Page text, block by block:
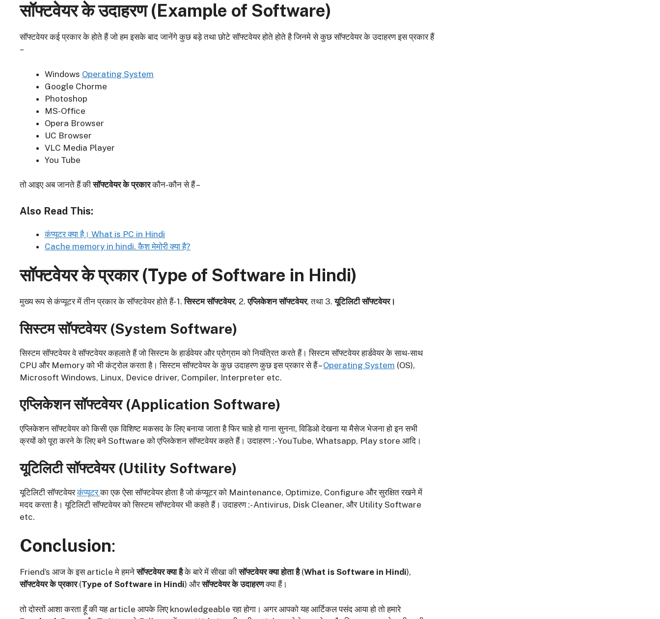
सॉफ्टवेयर के उदाहरण (Example of Software)
सॉफ्टवेयर कई प्रकार के होते हैं जो हम इसके बाद जानेंगे कुछ बड़े तथा छोटे सॉफ्टवेयर होते होते है जिनमे से कुछ सॉफ्टवेयर के उदाहरण इस प्रकार हैं
–
Windows Operating System
Google Chorme
Photoshop
MS-Office
Opera Browser
UC Browser
VLC Media Player
You Tube
तो आइए अब जानते हैं कीसॉफ्टवेयर के प्रकारकौन-कौन से हैं –
Also Read This:
कंप्यूटर क्या है। What is PC in Hindi
Cache memory in hindi. कैश मेमोरी क्या है?
सॉफ्टवेयर के प्रकार (Type of Software in Hindi)
मुख्य रूप से कंप्यूटर में तीन प्रकार के सॉफ्टवेयर होते हैं- 1.सिस्टम सॉफ्टवेयर, 2.एप्लिकेशन सॉफ्टवेयर, तथा 3.यूटिलिटी सॉफ्टवेयर।
सिस्टम सॉफ्टवेयर (System Software)
सिस्टम सॉफ्टवेयर वे सॉफ्टवेयर कहलाते हैं जो सिस्टम के हार्डवेयर और प्रोग्राम को नियंत्रित करते हैं। सिस्टम सॉफ्टवेयर हार्डवेयर के साथ-साथ
CPU और Memory को भी कंट्रोल करता है। सिस्टम सॉफ्टवेयर के कुछ उदाहरण कुछ इस प्रकार से हैं –Operating System (OS),
Microsoft Windows, Linux, Device driver, Compiler, Interpreter etc.
एप्लिकेशन सॉफ्टवेयर (Application Software)
एप्लिकेशन सॉफ्टवेयर को किसी एक विशिष्ट मकसद के लिए बनाया जाता है फिर चाहे हो गाना सुनना, विडिओ देखना या मैसेज भेजना हो इन सभी
क्रयों को पूरा करने के लिए बने Software को एप्लिकेशन सॉफ्टवेयर कहते हैं। उदाहरण :- YouTube, Whatsapp, Play store आदि।
यूटिलिटी सॉफ्टवेयर (Utility Software)
यूटिलिटी सॉफ्टवेयरकंप्यूटरका एक ऐसा सॉफ्टवेयर होता है जो कंप्यूटर को Maintenance, Optimize, Configure और सुरक्षित रखने में
मदद करता है। यूटिलिटी सॉफ्टवेयर को सिस्टम सॉफ्टवेयर भी कहते हैं। उदाहरण :- Antivirus, Disk Cleaner, और Utility Software
etc.
Conclusion:
Friend’s आज के इस article मे हमनेसॉफ्टवेयर क्या हैके बारे में सीखा कीसॉफ्टवेयर क्या होता है(What is Software in Hindi),
सॉफ्टवेयर के प्रकार(Type of Software in Hindi) औरसॉफ्टवेयर के उदाहरणक्या हैं।
तो दोस्तों आशा करता हूँ की यह article आपके लिए knowledgeable रहा होगा। अगर आपको यह आर्टिकल पसंद आया हो तो हमारे